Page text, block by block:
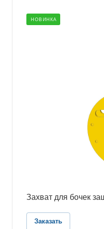
НОВИНКА
Захват для бочек
Заказать